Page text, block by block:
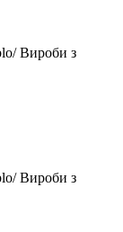
Вироби з
Вироби з